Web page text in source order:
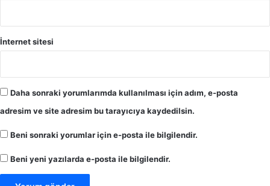
İnternet sitesi
Daha sonraki yorumlarımda kullanılması için adım, e-posta
adresim ve site adresim bu tarayıcıya kaydedilsin.
Beni sonraki yorumlar için e-posta ile bilgilendir.
Beni yeni yazılarda e-posta ile bilgilendir.